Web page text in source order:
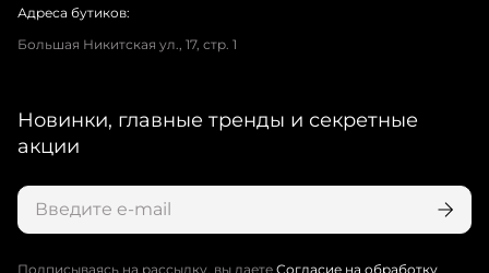
Адреса бутиков:
Большая Никитская ул., 17, стр. 1
Новинки, главные тренды и секретные
акции
Подписываясь на рассылку, вы даете Согласие на обработку